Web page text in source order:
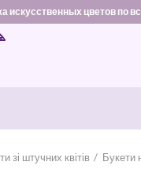
искусственных цветов по
зі штучних квітів Букети